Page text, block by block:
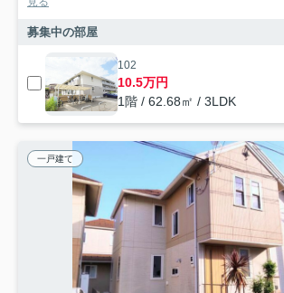
募集中の部屋
102
10.5万円
1階 / 62.68㎡ / 3LDK
一戸建て